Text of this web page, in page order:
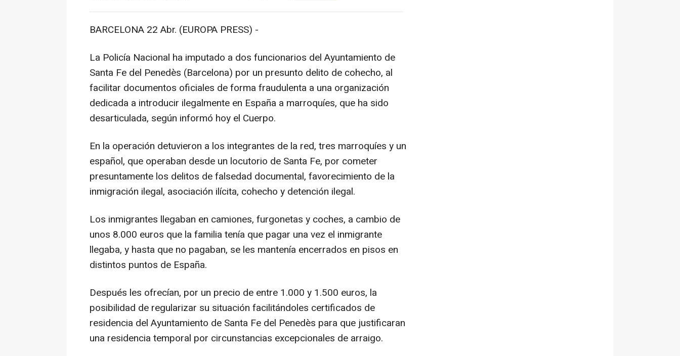
BARCELONA 22 Abr. (EUROPA PRESS) -
La Policía Nacional ha imputado a dos funcionarios del Ayuntamiento de
Santa Fe del Penedès (Barcelona) por un presunto delito de cohecho, al
facilitar documentos oficiales de forma fraudulenta a una organización
dedicada a introducir ilegalmente en España a marroquíes, que ha sido
desarticulada, según informó hoy el Cuerpo.
En la operación detuvieron a los integrantes de la red, tres marroquíes y un
español, que operaban desde un locutorio de Santa Fe, por cometer
presuntamente los delitos de falsedad documental, favorecimiento de la
inmigración ilegal, asociación ilícita, cohecho y detención ilegal.
Los inmigrantes llegaban en camiones, furgonetas y coches, a cambio de
unos 8.000 euros que la familia tenía que pagar una vez el inmigrante
llegaba, y hasta que no pagaban, se les mantenía encerrados en pisos en
distintos puntos de España.
Después les ofrecían, por un precio de entre 1.000 y 1.500 euros, la
posibilidad de regularizar su situación facilitándoles certificados de
residencia del Ayuntamiento de Santa Fe del Penedès para que justificaran
una residencia temporal por circunstancias excepcionales de arraigo.